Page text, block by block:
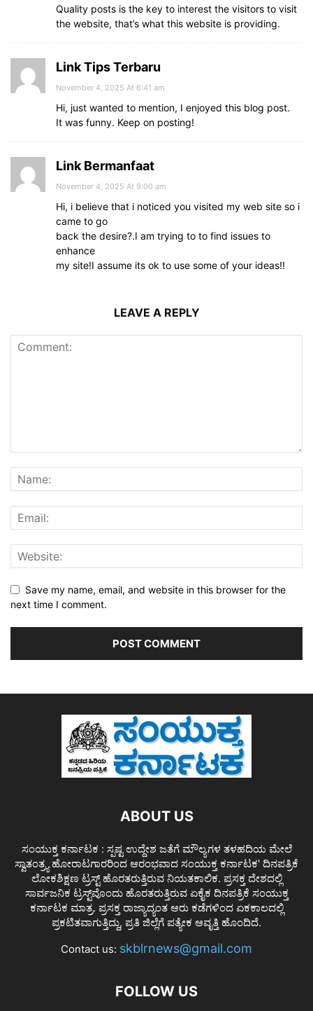
Quality posts is the key to interest the visitors to visit
the website, that’s what this website is providing.
Link Tips Terbaru
November 4, 2025 At 6:41 am
Hi, just wanted to mention, I enjoyed this blog post.
It was funny. Keep on posting!
Link Bermanfaat
November 4, 2025 At 9:00 am
Hi, i believe that i noticed you visited my web site so i
came to go
back the desire?.I am trying to to find issues to
enhance
my site!I assume its ok to use some of your ideas!!
LEAVE A REPLY
Save my name, email, and website in this browser for the
next time I comment.
ABOUT US
ಸಂಯುಕ್ತ ಕರ್ನಾಟಕ : ಸ್ಪಷ್ಟ ಉದ್ದೇಶ ಜತೆಗೆ ಮೌಲ್ಯಗಳ ತಳಹದಿಯ ಮೇಲೆ
ಸ್ವಾತಂತ್ರ್ಯ ಹೋರಾಟಗಾರರಿಂದ ಆರಂಭವಾದ ಸಂಯುಕ್ತ ಕರ್ನಾಟಕ' ದಿನಪತ್ರಿಕೆ
ಲೋಕಶಿಕ್ಷಣ ಟ್ರಸ್ಟ್ ಹೊರತರುತ್ತಿರುವ ನಿಯತಕಾಲಿಕ. ಪ್ರಸಕ್ತ ದೇಶದಲ್ಲಿ
ಸಾರ್ವಜನಿಕ ಟ್ರಸ್ಟ್‌ವೊಂದು ಹೊರತರುತ್ತಿರುವ ಏಕೈಕ ದಿನಪತ್ರಿಕೆ ಸಂಯುಕ್ತ
ಕರ್ನಾಟಕ ಮಾತ್ರ. ಪ್ರಸಕ್ತ ರಾಜ್ಯಾದ್ಯಂತ ಆರು ಕಡೆಗಳಿಂದ ಏಕಕಾಲದಲ್ಲಿ
ಪ್ರಕಟಿತವಾಗುತ್ತಿದ್ದು, ಪ್ರತಿ ಜಿಲ್ಲೆಗೆ ಪತ್ಯೇಕ ಆವೃತ್ತಿ ಹೊಂದಿದೆ.
Contact us: skblrnews@gmail.com
FOLLOW US